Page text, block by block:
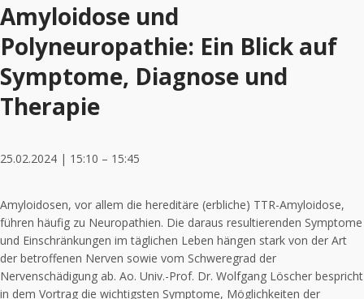
Amyloidose und
Polyneuropathie: Ein Blick auf
Symptome, Diagnose und
Therapie
25.02.2024 | 15:10 – 15:45
Amyloidosen, vor allem die hereditäre (erbliche) TTR-Amyloidose,
führen häufig zu Neuropathien. Die daraus resultierenden Symptome
und Einschränkungen im täglichen Leben hängen stark von der Art
der betroffenen Nerven sowie vom Schweregrad der
Nervenschädigung ab. Ao. Univ.-Prof. Dr. Wolfgang Löscher bespricht
in dem Vortrag die wichtigsten Symptome, Möglichkeiten der